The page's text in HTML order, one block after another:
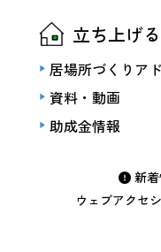
新
ウェブアクセ
立ち上げ
居場所づくりア
資料・動画
助成金情報